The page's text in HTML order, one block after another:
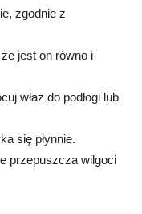
zgodnie z
jest on równo i
właz do podłogi lub
się płynnie.
przepuszcza wilgoci